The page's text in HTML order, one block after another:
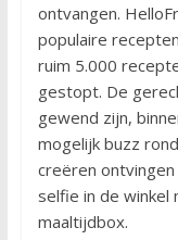
ontvangen.
populaire
ruim 5.000
gestopt. De
gewend zijn,
mogelijk buzz
creëren
selfie in de winkel
maaltijdbox.